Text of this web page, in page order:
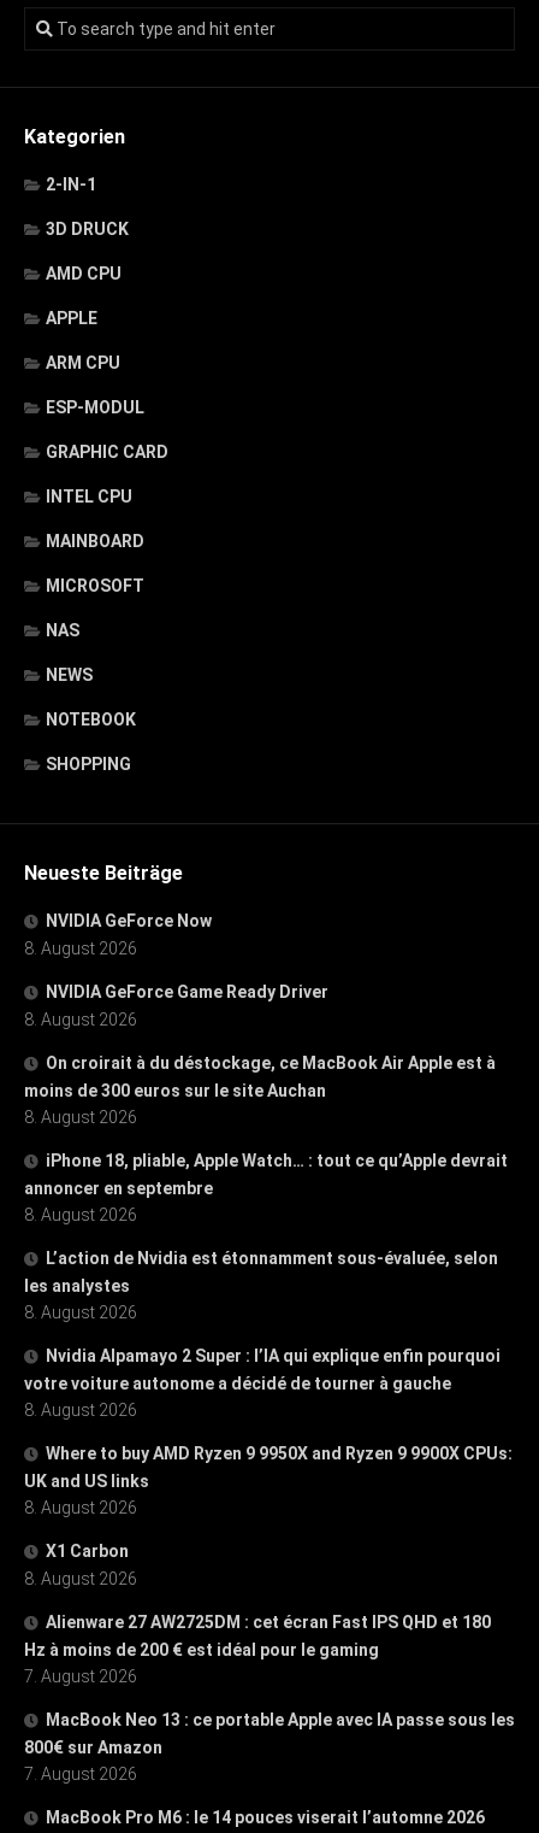
Kategorien
2-IN-1
3D DRUCK
AMD CPU
APPLE
ARM CPU
ESP-MODUL
GRAPHIC CARD
INTEL CPU
MAINBOARD
MICROSOFT
NAS
NEWS
NOTEBOOK
SHOPPING
Neueste Beiträge
NVIDIA GeForce Now
8. August 2026
NVIDIA GeForce Game Ready Driver
8. August 2026
On croirait à du déstockage, ce MacBook Air Apple est à
moins de 300 euros sur le site Auchan
8. August 2026
iPhone 18, pliable, Apple Watch… : tout ce qu’Apple devrait
annoncer en septembre
8. August 2026
L’action de Nvidia est étonnamment sous-évaluée, selon
les analystes
8. August 2026
Nvidia Alpamayo 2 Super : l’IA qui explique enfin pourquoi
votre voiture autonome a décidé de tourner à gauche
8. August 2026
Where to buy AMD Ryzen 9 9950X and Ryzen 9 9900X CPUs:
UK and US links
8. August 2026
X1 Carbon
8. August 2026
Alienware 27 AW2725DM : cet écran Fast IPS QHD et 180
Hz à moins de 200 € est idéal pour le gaming
7. August 2026
MacBook Neo 13 : ce portable Apple avec IA passe sous les
800€ sur Amazon
7. August 2026
MacBook Pro M6 : le 14 pouces viserait l’automne 2026